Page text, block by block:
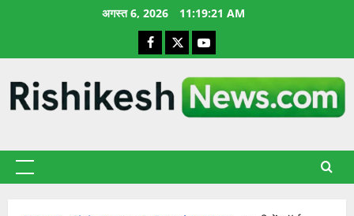
अगस्त 6, 2026 11:19:22 AM
Facebook
X YouTube
प्राथमिक